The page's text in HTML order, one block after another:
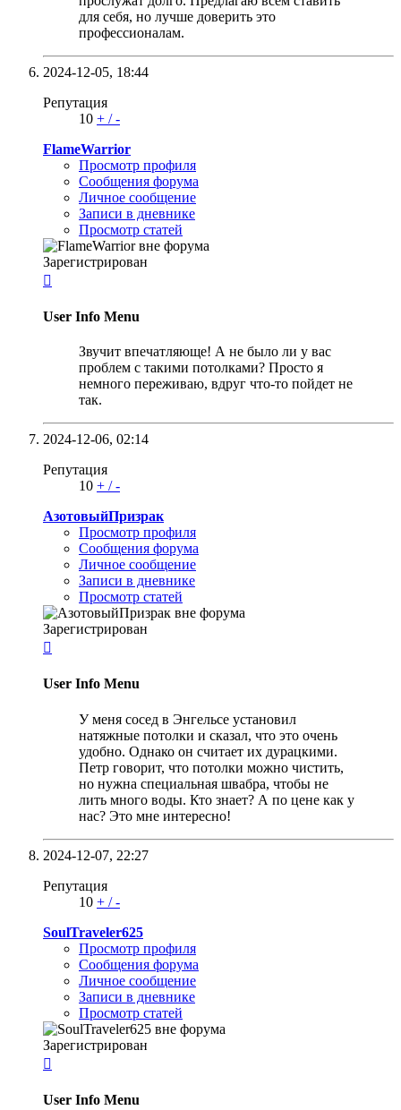
для себя, но лучше доверить это
профессионалам.
2024-12-05, 18:44
Репутация
10 + /-
FlameWarrior
Просмотр профиля
Сообщения форума
Личное сообщение
Записи в дневнике
Просмотр статей
Зарегистрирован

User Info Menu
Звучит впечатляюще! А не было ли у вас
проблем с такими потолками? Просто я
немного переживаю, вдруг что-то пойдет не
так.
2024-12-06, 02:14
Репутация
10 + /-
АзотовыйПризрак
Просмотр профиля
Сообщения форума
Личное сообщение
Записи в дневнике
Просмотр статей
Зарегистрирован

User Info Menu
У меня сосед в Энгельсе установил
натяжные потолки и сказал, что это очень
удобно. Однако он считает их дурацкими.
Петр говорит, что потолки можно чистить,
но нужна специальная швабра, чтобы не
лить много воды. Кто знает? А по цене как у
нас? Это мне интересно!
2024-12-07, 22:27
Репутация
10 + /-
SoulTraveler625
Просмотр профиля
Сообщения форума
Личное сообщение
Записи в дневнике
Просмотр статей
Зарегистрирован

User Info Menu